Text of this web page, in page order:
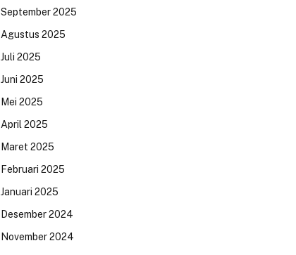
September 2025
Agustus 2025
Juli 2025
Juni 2025
Mei 2025
April 2025
Maret 2025
Februari 2025
Januari 2025
Desember 2024
November 2024